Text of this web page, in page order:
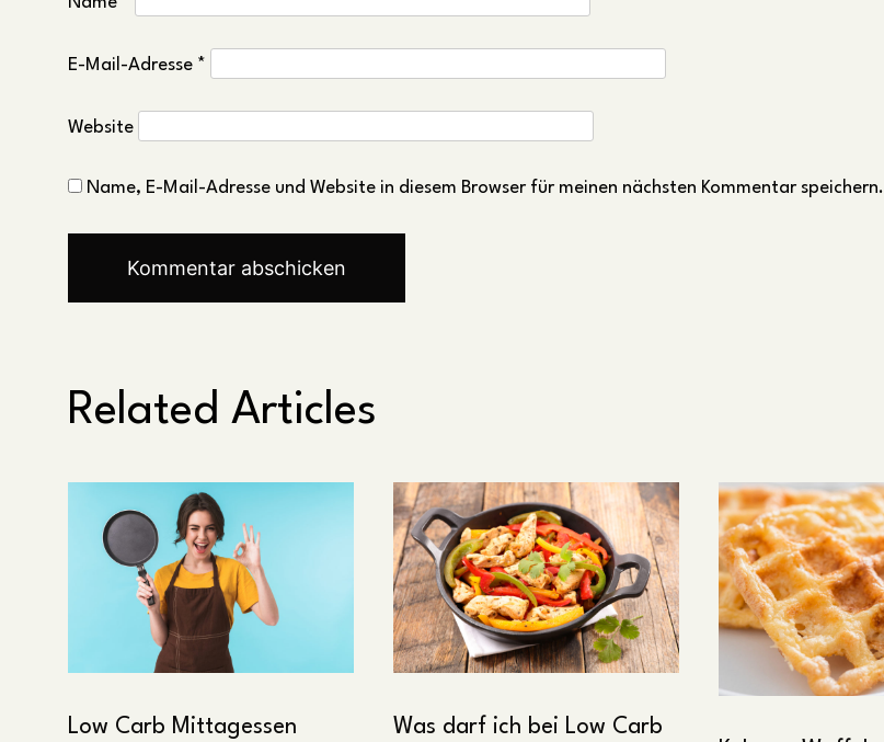
E-Mail-Adresse *
Website
Name, E-Mail-Adresse und Website in diesem Browser für meinen nächsten Kommentar speichern.
Related Articles
Low Carb Mittagessen
Was darf ich bei Low Carb